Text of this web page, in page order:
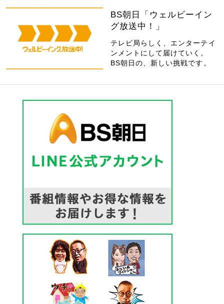
BS朝日「ウェルビーイン
グ放送中！」
テレビ局らしく、エンターテイ
ンメントにして届けていく。
BS朝日の、新しい挑戦です。